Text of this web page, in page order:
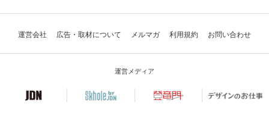
運営会社 広告・取材について メルマガ 利用規約 お問い合わせ
運営メディア